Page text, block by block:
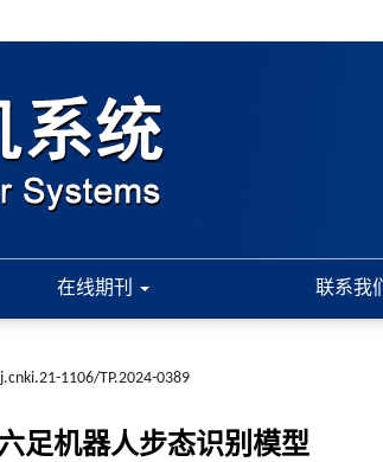
在线期刊 联系我们
1106/TP.2024-0389
足机器人步态识别模型